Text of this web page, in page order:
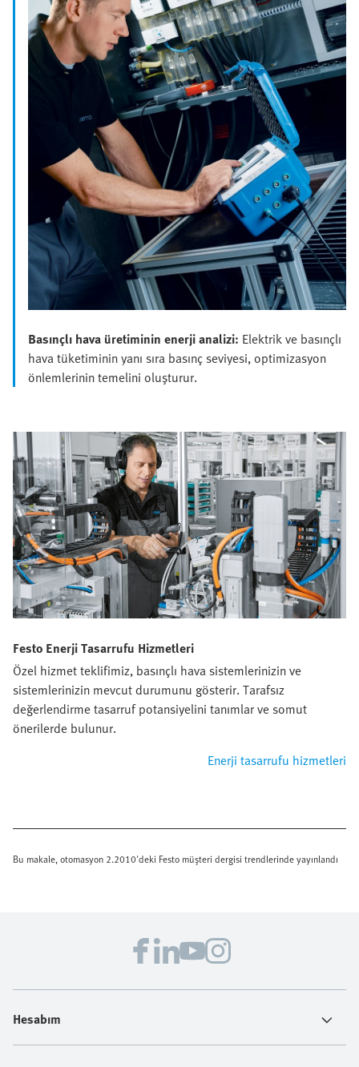
Basınçlı hava üretiminin enerji analizi: Elektrik ve basınçlı
hava tüketiminin yanı sıra basınç seviyesi, optimizasyon
önlemlerinin temelini oluşturur.
Festo Enerji Tasarrufu Hizmetleri
Özel hizmet teklifimiz, basınçlı hava sistemlerinizin ve
sistemlerinizin mevcut durumunu gösterir. Tarafsız
değerlendirme tasarruf potansiyelini tanımlar ve somut
önerilerde bulunur.
Enerji tasarrufu hizmetleri
Bu makale, otomasyon 2.2010'deki Festo müşteri dergisi trendlerinde yayınlandı
Hesabım